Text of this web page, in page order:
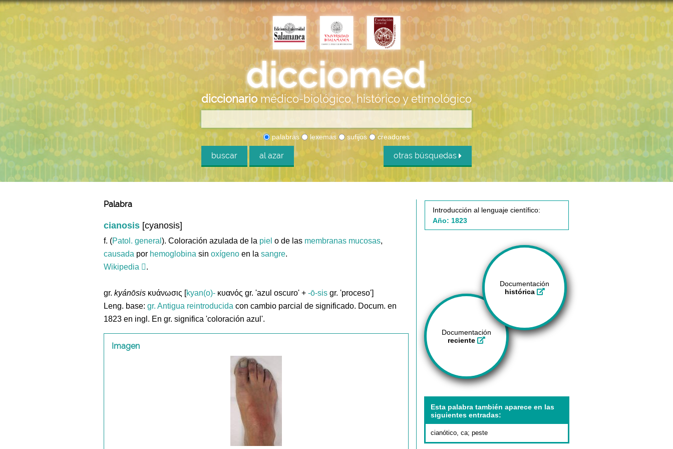
diccionario médico-biológico, histórico y etimológico
palabras lexemas sufijos creadores
buscar al azar otras búsquedas
Palabra
cianosis [cyanosis]
f. (Patol. general ). Coloración azulada de la piel o de las membranas mucosas,
causada por hemoglobina sin oxígeno en la sangre.
Wikipedia
.
gr. kyánōsis κυάνωσις [kyan(o)- κυανός gr. 'azul oscuro' + -ō-sis gr. 'proceso']
Leng. base: gr. Antigua reintroducida con cambio parcial de significado. Docum. en
1823 en ingl. En gr. significa 'coloración azul'.
Imagen
Introducción al lenguaje científico:
Año: 1823
Documentación
histórica
Documentación
reciente
Esta palabra también aparece en las
siguientes entradas:
cianótico, ca; peste